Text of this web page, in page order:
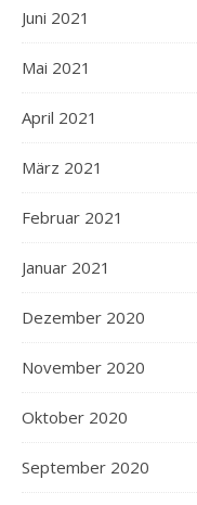
Juni 2021
Mai 2021
April 2021
März 2021
Februar 2021
Januar 2021
Dezember 2020
November 2020
Oktober 2020
September 2020